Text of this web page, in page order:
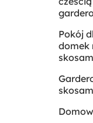
Pokój
domek